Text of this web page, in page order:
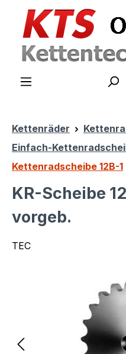
Zum Hauptinhalt springen
Kettenräder
Einfach-
Kettenradscheibe 12B-1
KR-Scheibe
vorgeb.
TEC
Bildergalerie